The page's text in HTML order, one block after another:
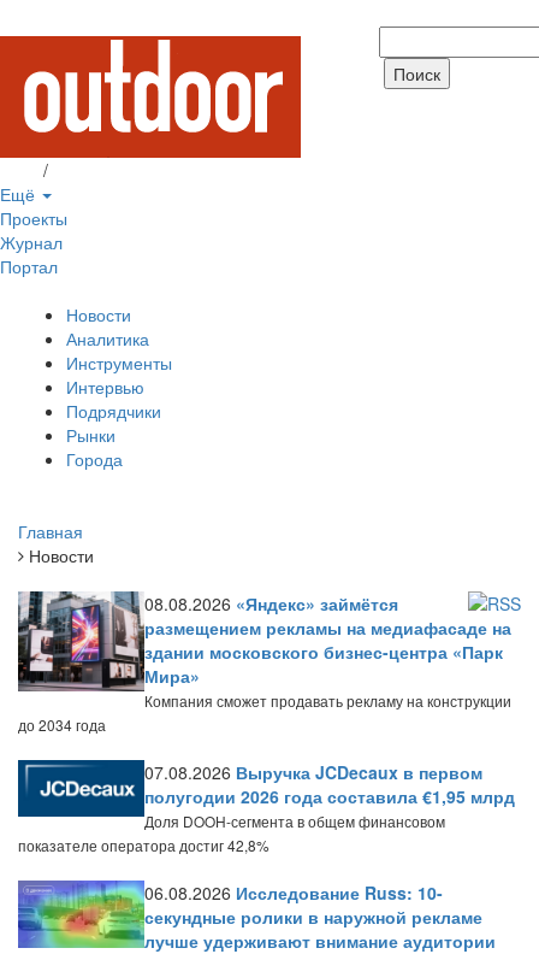
/
Ещё
Проекты
Журнал
Портал
Новости
Аналитика
Инструменты
Интервью
Подрядчики
Рынки
Города
Главная
Новости
08.08.2026 «Яндекс» займётся
размещением рекламы на медиафасаде на
здании московского бизнес-центра «Парк
Мира»
Компания сможет продавать рекламу на конструкции
до 2034 года
07.08.2026 Выручка JCDecaux в первом
полугодии 2026 года составила €1,95 млрд
Доля DOOH-сегмента в общем финансовом
показателе оператора достиг 42,8%
06.08.2026 Исследование Russ: 10-
секундные ролики в наружной рекламе
лучше удерживают внимание аудитории